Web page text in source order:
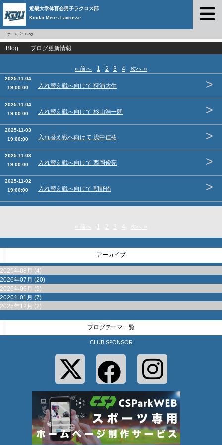
近畿大学体育会男子ラクロス部
Kindai Men’s Lacrosse
ホーム Blog
Blog ブログ更新情報
« 前へ 1 2 3 4 次へ »
2025-11-04
19:00:00
入れ替え戦へ向けて 狩浦大生 >
2025-11-04
19:00:00
入れ替え戦へ向けて 杉山浩一朗 >
2025-11-03
19:00:00
入れ替え戦へ向けて 浅中佳祐 >
2025-11-03
19:00:00
入れ替え戦へ向けて 西岡俊亮 >
2025-11-02
19:00:00
入れ替え戦へ向けて 朝野侑 >
2 3
アーカイブ
2026年08月 (4)
2026年07月 (20)
2026年06月 (9)
2026年01月 (7)
2025年12月 (2)
ブログテーマ一覧
CLUB SPONSOR